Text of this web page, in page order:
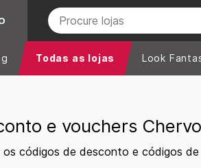
Todas as lojas Look
e vouchers
códigos de desconto e códigos